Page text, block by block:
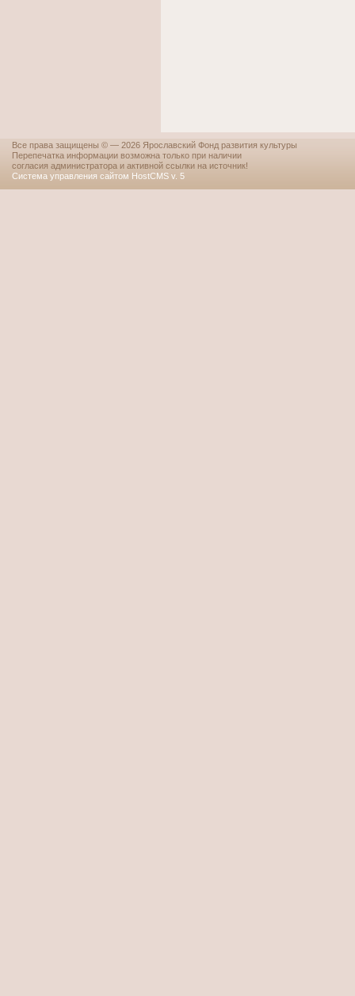
Все права защищены © — 2026 Ярославский Фонд развития культуры
Перепечатка информации возможна только при наличии
согласия администратора и активной ссылки на источник!
Система управления сайтом HostCMS v. 5